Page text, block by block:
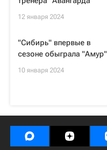
12 января 2024
"Сибирь" впервые в
сезоне обыграла "Амур"
10 января 2024